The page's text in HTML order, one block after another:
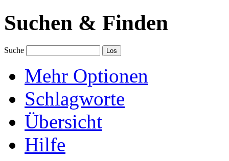
Suchen & Finden
Suche
Mehr Optionen
Schlagworte
Übersicht
Hilfe